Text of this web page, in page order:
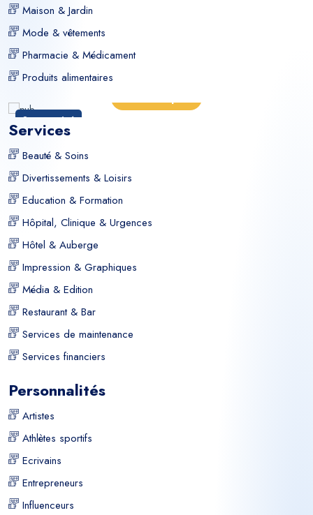
Maison & Jardin
Mode & vêtements
Pharmacie & Médicament
Produits alimentaires
Sponsorisé
Services
Beauté & Soins
Divertissements & Loisirs
Education & Formation
Hôpital, Clinique & Urgences
Hôtel & Auberge
Impression & Graphiques
Média & Edition
Restaurant & Bar
Services de maintenance
Services financiers
Personnalités
Artistes
Athlètes sportifs
Ecrivains
Entrepreneurs
Influenceurs